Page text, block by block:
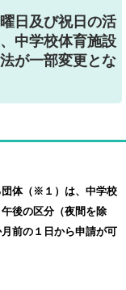
日及び祝日の活
中学校体育施設
が一部変更とな
体（※１）は、中学校
後の区分（夜間を除
前の１日から申請が可